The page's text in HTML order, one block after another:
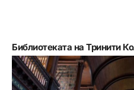
Библиотеката на Тринити